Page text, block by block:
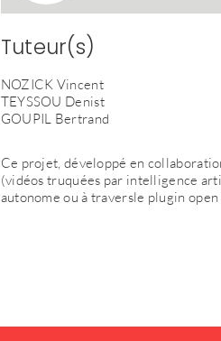
Tuteur(s)
NOZICK Vincent
TEYSSOU Denist
GOUPIL Bertrand
Ce projet, développé en
(vidéos truquées par intelligence
autonome ou à traversle plugin